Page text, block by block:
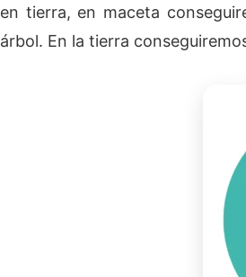
en tierra, en maceta
árbol. En la tierra